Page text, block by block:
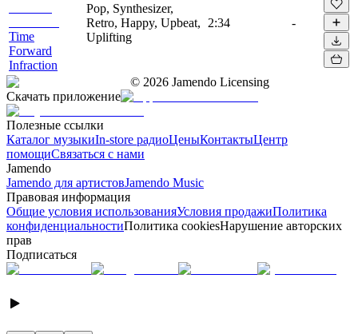
Time
Forward
Infraction
Pop, Synthesizer,
Retro, Happy, Upbeat,
Uplifting
2:34 -
© 2026 Jamendo Licensing
Скачать приложение
Полезные ссылки
Каталог музыкиIn-store радиоЦеныКонтактыЦентр
помощиСвязаться с нами
Jamendo
Jamendo для артистовJamendo Music
Правовая информация
Общие условия использованияУсловия продажиПолитика
конфиденциальностиПолитика cookiesНарушение авторских
прав
Подписаться